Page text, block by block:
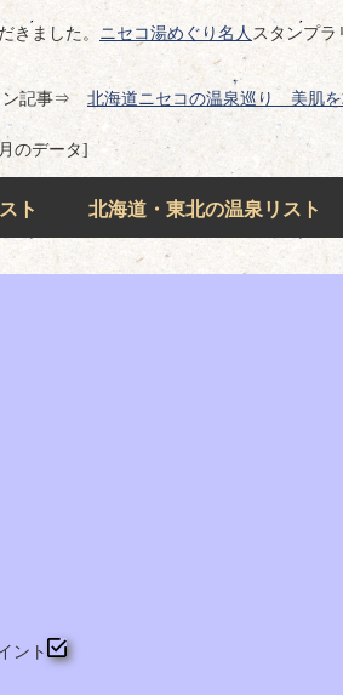
きました。 ニセコ湯めぐり名人 スタンプラ
ン記事⇒ 北海道ニセコの温泉巡り 美肌
のデータ]
ト 北海道・東北の温泉リスト
ント